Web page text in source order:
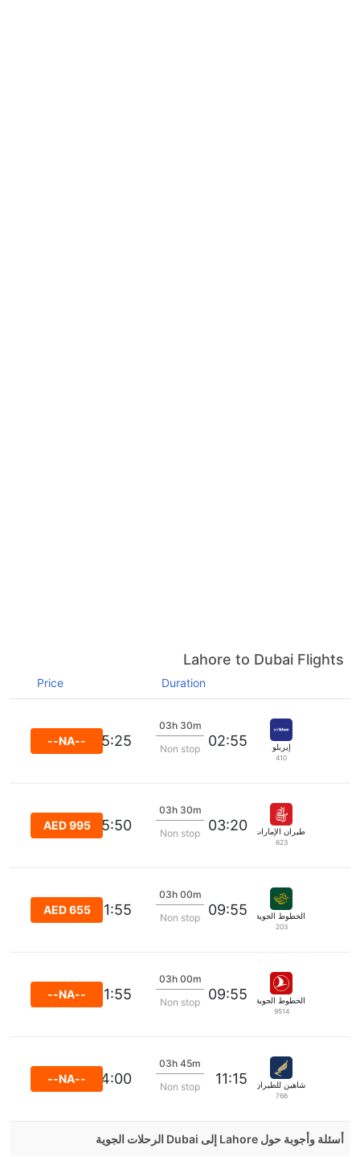
Lahore to Dubai Flights
Duration
Price
إيربلو
410
02:55
03h 30m
Non stop
05:25
--NA--
طيران الإمارات
623
03:20
03h 30m
Non stop
05:50
AED 995
الخطوط الجوية الدولية الباكستانية
203
09:55
03h 00m
Non stop
11:55
AED 655
الخطوط الجوية التركية
9514
09:55
03h 00m
Non stop
11:55
--NA--
شاهين للطيران
766
11:15
03h 45m
Non stop
14:00
--NA--
أسئلة وأجوبة حول Lahore إلى Dubai الرحلات الجوية